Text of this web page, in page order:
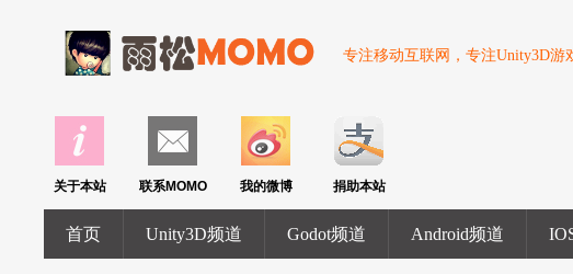
专注移动互联网，专注Unity3D游
关于本站 联系MOMO 我的微博 捐助本站
首页 Unity3D频道 Godot频道 Android频道